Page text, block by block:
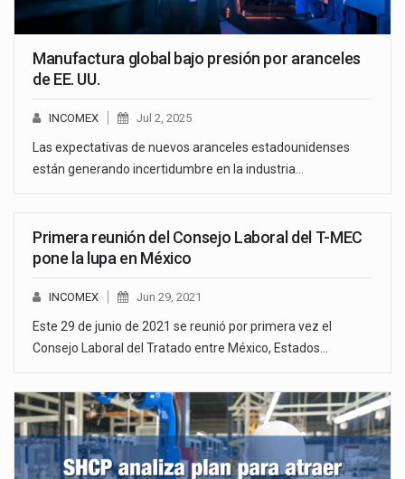
Manufactura global bajo presión por aranceles
de EE. UU.
INCOMEX Jul 2, 2025
Las expectativas de nuevos aranceles estadounidenses
están generando incertidumbre en la industria…
Primera reunión del Consejo Laboral del T-MEC
pone la lupa en México
INCOMEX Jun 29, 2021
Este 29 de junio de 2021 se reunió por primera vez el
Consejo Laboral del Tratado entre México, Estados…